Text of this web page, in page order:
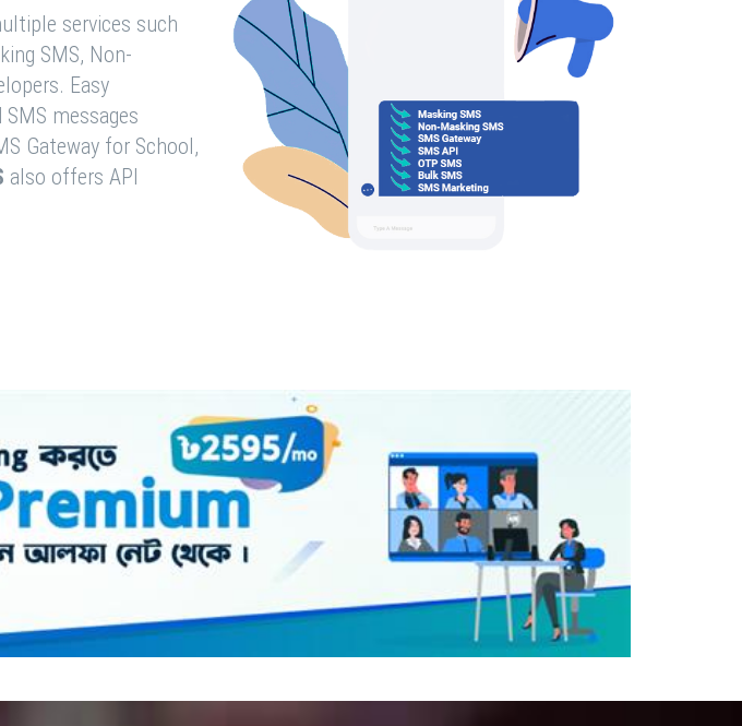
services such
SMS, Non-
Easy
messages
Gateway for School,
also offers API